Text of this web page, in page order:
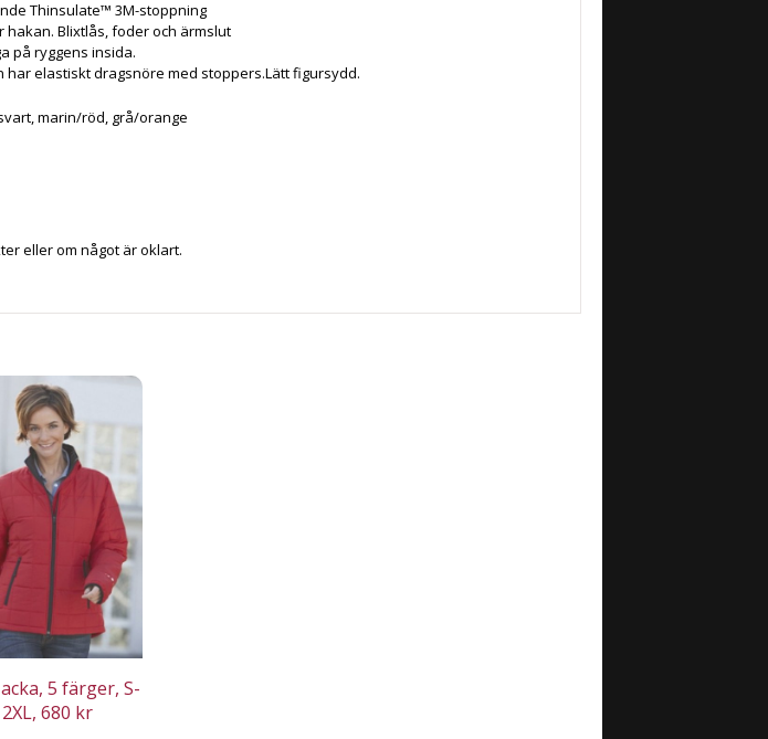
Thinsulate™ 3M-stoppning
Blixtlås, foder och ärmslut
på ryggens insida.
har elastiskt dragsnöre med stoppers.Lätt figursydd.
marin/röd, grå/orange
eller om något är oklart.
5 färger, S-
2XL, 680 kr